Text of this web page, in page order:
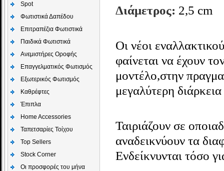
Spot
Φωτιστικά Δαπέδου
Επιτραπέζια Φωτιστικά
Παιδικά Φωτιστικά
Aνεμιστήρες Οροφής
Επαγγελματικός Φωτισμός
Εξωτερικός Φωτισμός
Καθρέφτες
Έπιπλα
Home Accessories
Ταπετσαρίες Τοίχου
Top Sellers
Stock Corner
Οι προσφορές του μήνα
Διάμετρος: 2,5 cm
Οι νέοι
φαίνεται να έχουν
μοντέλο,στην
μεγαλύτερη
Ταιριάζουν σε
αναδεικνύουν τα
Ενδείκνυνται τόσο